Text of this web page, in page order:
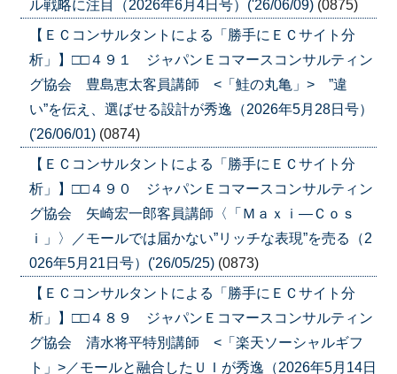
ル戦略に注目（2026年6月4日号）('26/06/09) (0875)
【ＥＣコンサルタントによる「勝手にＥＣサイト分
析」】□□４９１ ジャパンＥコマースコンサルティン
グ協会 豊島恵太客員講師 <「鮭の丸亀」> ”違
い”を伝え、選ばせる設計が秀逸（2026年5月28日号）
('26/06/01) (0874)
【ＥＣコンサルタントによる「勝手にＥＣサイト分
析」】□□４９０ ジャパンＥコマースコンサルティン
グ協会 矢崎宏一郎客員講師〈「Ｍａｘｉ―Ｃｏｓ
ｉ」〉／モールでは届かない”リッチな表現”を売る（2
026年5月21日号）('26/05/25) (0873)
【ＥＣコンサルタントによる「勝手にＥＣサイト分
析」】□□４８９ ジャパンＥコマースコンサルティン
グ協会 清水将平特別講師 <「楽天ソーシャルギフ
ト」>／モールと融合したＵＩが秀逸（2026年5月14日